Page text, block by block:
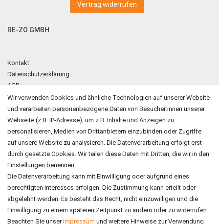
Vertrag widerrufen
RE-ZO GMBH
Kontakt
Datenschutzerklärung
AGB
Impressum
ZAHLUNGSARTEN
Wir verwenden Cookies und ähnliche Technologien auf unserer Website
und verarbeiten personenbezogene Daten von Besucher:innen unserer
Webseite (z.B. IP-Adresse), um z.B. Inhalte und Anzeigen zu
personalisieren, Medien von Drittanbietern einzubinden oder Zugriffe
auf unsere Website zu analysieren. Die Datenverarbeitung erfolgt erst
durch gesetzte Cookies. Wir teilen diese Daten mit Dritten, die wir in den
Einstellungen benennen.
Die Datenverarbeitung kann mit Einwilligung oder aufgrund eines
berechtigten Interesses erfolgen. Die Zustimmung kann erteilt oder
abgelehnt werden. Es besteht das Recht, nicht einzuwilligen und die
Einwilligung zu einem späteren Zeitpunkt zu ändern oder zu widerrufen.
Beachten Sie unserImpressum und weitere Hinweise zur Verwendung